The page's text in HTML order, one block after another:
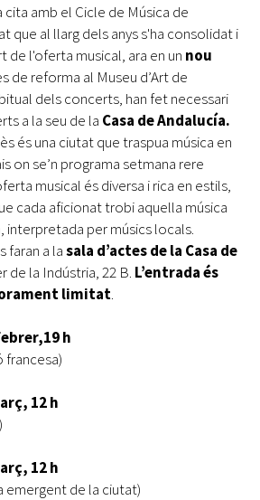
cita amb el Cicle de Música de
que al llarg dels anys s'ha consolidat i
de l'oferta musical, ara en un nou
de reforma al Museu d’Art de
dels concerts, han fet necessari
a la seu de la Casa de Andalucía.
és una ciutat que traspua música en
on se’n programa setmana rere
musical és diversa i rica en estils,
cada aficionat trobi aquella música
interpretada per músics locals.
faran a lasala d’actes de la Casa de
de la Indústria, 22 B. L’entrada és
limitat.
h
francesa)
12 h
12 h
emergent de la ciutat)